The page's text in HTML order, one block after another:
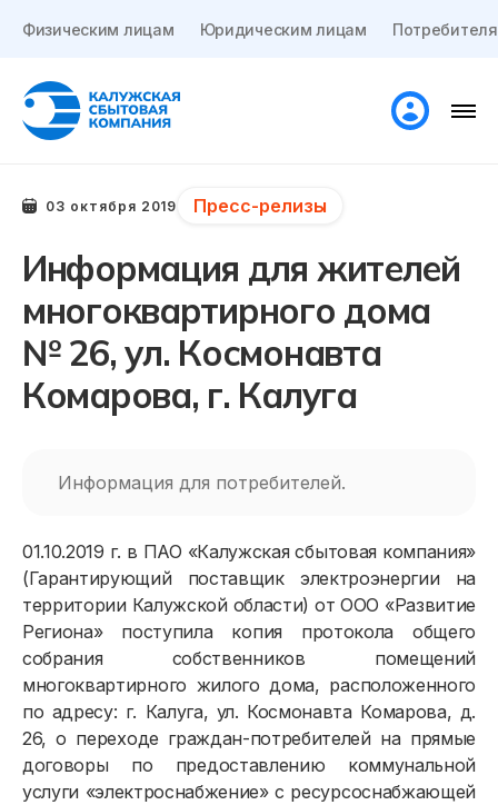
Физическим лицам Юридическим лицам
03 октября 2019 Пресс-релизы
Информация для жителей
многоквартирного дома
№ 26, ул. Космонавта
Комарова, г. Калуга
Информация для потребителей.
01.10.2019 г. в ПАО «Калужская сбытовая компания»
(Гарантирующий поставщик электроэнергии на
территории Калужской области) от ООО «Развитие
Региона» поступила копия протокола общего
собрания собственников помещений
многоквартирного жилого дома, расположенного
по адресу: г. Калуга, ул. Космонавта Комарова, д.
26, о переходе граждан-потребителей на прямые
договоры по предоставлению коммунальной
услуги «электроснабжение» с ресурсоснабжающей